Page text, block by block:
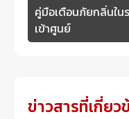
คู่มือเตือนภัยกลิ่นใน
เข้าศูนย์
ข่าวสารที่เกี่ยว